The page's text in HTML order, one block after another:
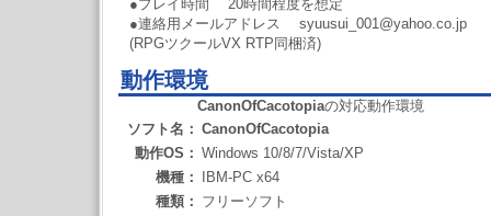
●プレイ時間 20時間程度を想定
●連絡用メールアドレス syuusui_001@yahoo.co.jp
(RPGツクールVX RTP同梱済)
動作環境
CanonOfCacotopiaの対応動作環境
ソフト名： CanonOfCacotopia
動作OS： Windows 10/8/7/Vista/XP
機種：
IBM-PC x64
種類： フリーソフト